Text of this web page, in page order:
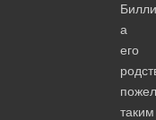
а
его
таким